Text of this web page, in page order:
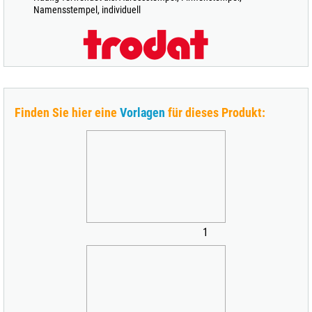
Namensstempel, individuell
Finden Sie hier eineVorlagen für dieses Produkt:
1